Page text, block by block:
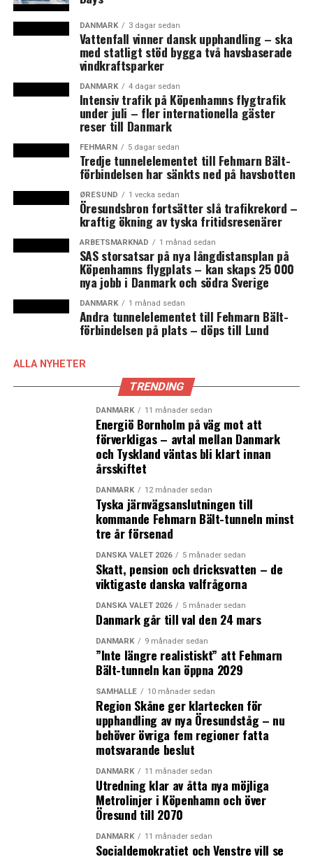
konstnärer och konsthantverkare öppet hus.
Samlingsutställningen visas på Gjethuset i Fredriksværk.
Här finns också Kunstnerhuset, där Jane Balsgaard
ställer ut. Den danska konstnären har experimenterat
med en rad olika tekniker, men den här sommaren är
hon aktuell med en serie båtar. Inspirationen kommer
från grönländska kvinnobåtar, men i Balsgaard version
är de skira skapelser i pil och handgjort papper.
Kunstrunden. Nordsjælland. 6-7 september.
Foto: pressbild Skuespilhuset – Helle Riis
Holberg-
om
jordens
När
studenten
Berg
bara blivit lärd, han har dessutom bytt namn till det
latinskt klingande Erasmus Montanus. Byborna är
skeptiska till förändringen och när studenten dessutom
kommer med absurda påståenden om att jorden skulle
vara rund, ja, då är måttet rågat. Ludvig Holbergs verk
”Erasmus Montanus” är präglat av upplysningstiden
idéer och tillhör den danska litteraturhistoriens
höjdpunkter. Under hösten spelas komedin på
Skuespilhuset i Köpenhamn.
Erasmus Montanus. Skuespilshuset, Köpenhamn.
Premiär: 4 september.
Film från omvärlden
Salaam Filmfestival tar upp svåra ämnen som
asylpolitik, demokrati och identitet. Filmerna visas
framför allt på skolor, men under september månad blir
det också filmvisningar för allmänheten. I Köpenhamn
samarbetar festivalen med Cinemateket. I helgen visas
filmen ”Raketen” från Laos och ”The Darkside” från
Australien. Dessutom blir det regissörsbesök av den
palestinska filmskaparen Khaled Jarrer som berättar om
filmen ”Infiltrators”. Den handlar om de bekymmer som
uppstår när ens bostadsområde är omgivet av en mur.
Salaam Filmfestival. Cinemateket. 6-7 september.
DANMARK 3 dagar sedan
Vattenfall vinner dansk upphandling – ska
med statligt stöd bygga två havsbaserade
vindkraftsparker
DANMARK 4 dagar sedan
Intensiv trafik på Köpenhamns flygtrafik
under juli – fler internationella gäster
reser till Danmark
FEHMARN 5 dagar sedan
Tredje tunnelelementet till Fehmarn Bält-
förbindelsen har sänkts ned på havsbotten
ØRESUND 1 vecka sedan
Öresundsbron fortsätter slå trafikrekord –
kraftig ökning av tyska fritidsresenärer
ARBETSMARKNAD 1 månad sedan
SAS storsatsar på nya långdistansplan på
Köpenhamns flygplats – kan skaps 25 000
nya jobb i Danmark och södra Sverige
DANMARK 1 månad sedan
Andra tunnelelementet till Fehmarn Bält-
förbindelsen på plats – döps till Lund
ALLA NYHETER
TRENDING
DANMARK 11 månader sedan
Energiö Bornholm på väg mot att
förverkligas – avtal mellan Danmark
och Tyskland väntas bli klart innan
årsskiftet
DANMARK 12 månader sedan
Tyska järnvägsanslutningen till
kommande Fehmarn Bält-tunneln minst
tre år försenad
DANSKA VALET 2026 5 månader sedan
Skatt, pension och dricksvatten – de
viktigaste danska valfrågorna
DANSKA VALET 2026 5 månader sedan
Danmark går till val den 24 mars
DANMARK 9 månader sedan
”Inte längre realistiskt” att Fehmarn
Bält-tunneln kan öppna 2029
SAMHÄLLE 10 månader sedan
Region Skåne ger klartecken för
upphandling av nya Öresundståg – nu
behöver övriga fem regioner fatta
motsvarande beslut
DANMARK 11 månader sedan
Utredning klar av åtta nya möjliga
Metrolinjer i Köpenhamn och över
Öresund till 2070
DANMARK 11 månader sedan
Socialdemokratiet och Venstre vill se